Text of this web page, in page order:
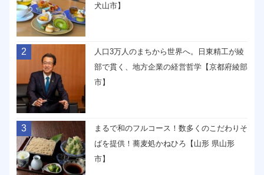
犬山市】
2
人口3万人のまちから世界へ。日東精工が綾
部で貫く、地方企業の経営哲学【京都府綾部
市】
3
まるで和のフルコース！数多くのこだわりそ
ばを提供！蕎麦処かねひろ【山形 県山形
市】